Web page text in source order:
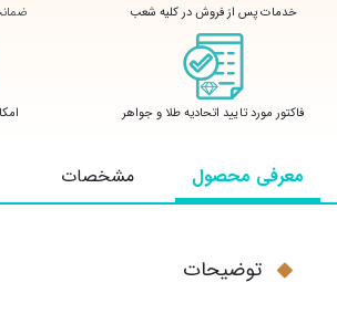
خدمات پس از فروش در کلیه شعب
فاکتور مورد تایید اتحادیه طلا و جواهر
معرفی محصول مشخصات
توضیحات